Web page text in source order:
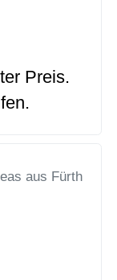
Preis.
aus Fürth